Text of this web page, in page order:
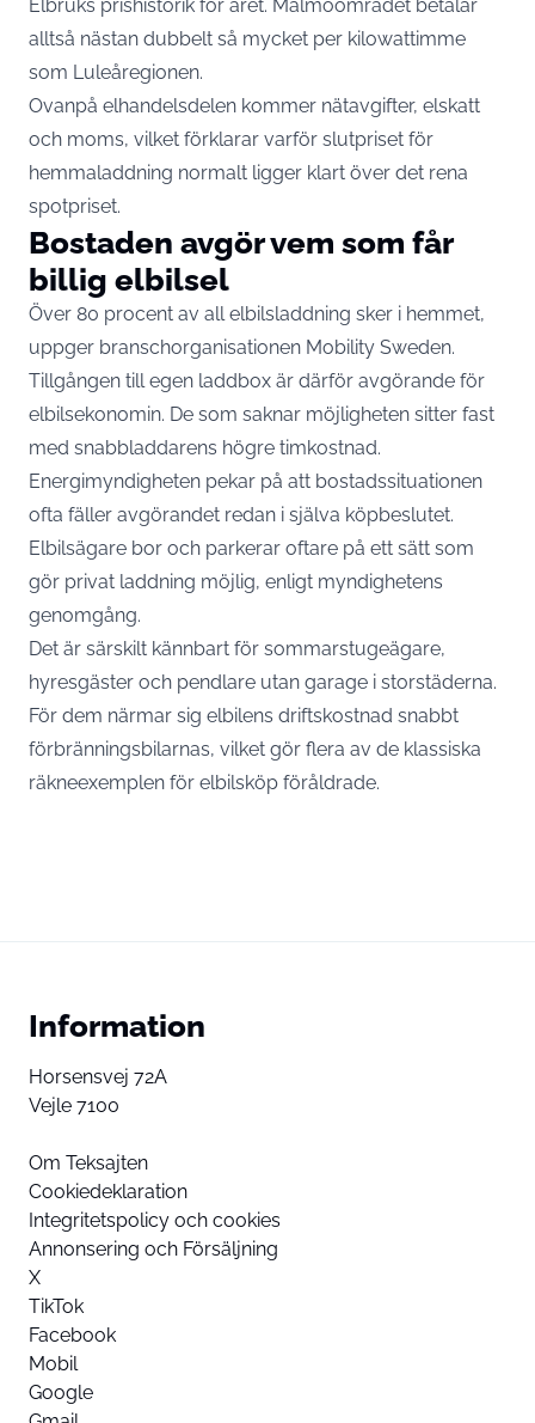
Elbruks prishistorik för året. Malmöområdet betalar
alltså nästan dubbelt så mycket per kilowattimme
som Luleåregionen.
Ovanpå elhandelsdelen kommer nätavgifter, elskatt
och moms, vilket förklarar varför slutpriset för
hemmaladdning normalt ligger klart över det rena
spotpriset.
Bostaden avgör vem som får
billig elbilsel
Över 80 procent av all elbilsladdning sker i hemmet,
uppger branschorganisationen Mobility Sweden.
Tillgången till egen laddbox är därför avgörande för
elbilsekonomin. De som saknar möjligheten sitter fast
med snabbladdarens högre timkostnad.
Energimyndigheten pekar på att bostadssituationen
ofta fäller avgörandet redan i själva köpbeslutet.
Elbilsägare bor och parkerar oftare på ett sätt som
gör privat laddning möjlig, enligt myndighetens
genomgång.
Det är särskilt kännbart för sommarstugeägare,
hyresgäster och pendlare utan garage i storstäderna.
För dem närmar sig elbilens driftskostnad snabbt
förbränningsbilarnas, vilket gör flera av de klassiska
räkneexemplen för elbilsköp föråldrade.
Information
Horsensvej 72A
Vejle 7100
Om Teksajten
Cookiedeklaration
Integritetspolicy och cookies
Annonsering och Försäljning
X
TikTok
Facebook
Mobil
Google